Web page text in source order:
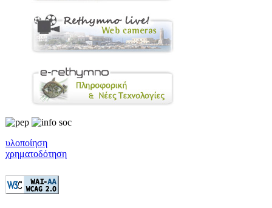
υλοποίηση
χρηματοδότηση